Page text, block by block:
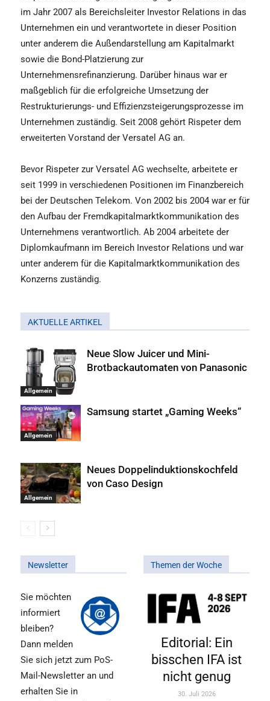
im Jahr 2007 als Bereichsleiter Investor Relations in das
Unternehmen ein und verantwortete in dieser Position
unter anderem die Außendarstellung am Kapitalmarkt
sowie die Bond-Platzierung zur
Unternehmensrefinanzierung. Darüber hinaus war er
maßgeblich für die erfolgreiche Umsetzung der
Restrukturierungs- und Effizienzsteigerungsprozesse im
Unternehmen zuständig. Seit 2008 gehört Rispeter dem
erweiterten Vorstand der Versatel AG an.
Bevor Rispeter zur Versatel AG wechselte, arbeitete er
seit 1999 in verschiedenen Positionen im Finanzbereich
bei der Deutschen Telekom. Von 2002 bis 2004 war er für
den Aufbau der Fremdkapitalmarktkommunikation des
Unternehmens verantwortlich. Ab 2004 arbeitete der
Diplomkaufmann im Bereich Investor Relations und war
unter anderem für die Kapitalmarktkommunikation des
Konzerns zuständig.
AKTUELLE ARTIKEL
Allgemein
Neue Slow Juicer und Mini-
Brotbackautomaten von Panasonic
Allgemein
Samsung startet „Gaming Weeks“
Allgemein
Neues Doppelinduktionskochfeld
von Caso Design
Newsletter
Sie möchten
informiert
bleiben?
Dann melden
Sie sich jetzt zum PoS-
Mail-Newsletter an und
erhalten Sie in
Themen der Woche
Editorial: Ein
bisschen IFA ist
nicht genug
30. Juli 2026